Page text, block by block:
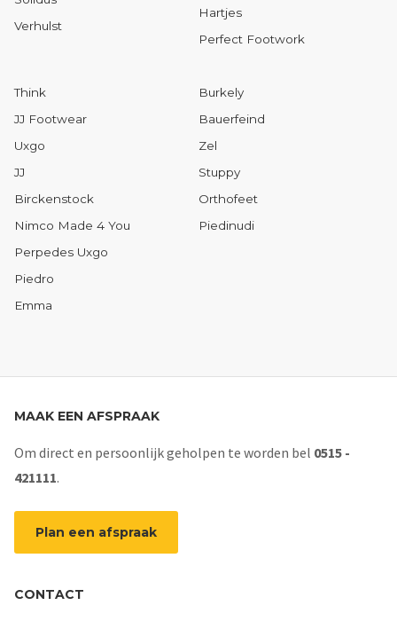
Verhulst
Hartjes
Perfect Footwork
Think
JJ Footwear
Uxgo
JJ
Birckenstock
Nimco Made 4 You
Perpedes Uxgo
Piedro
Emma
Burkely
Bauerfeind
Zel
Stuppy
Orthofeet
Piedinudi
MAAK EEN AFSPRAAK
Om direct en persoonlijk geholpen te worden bel 0515 -
421111.
Plan een afspraak
CONTACT